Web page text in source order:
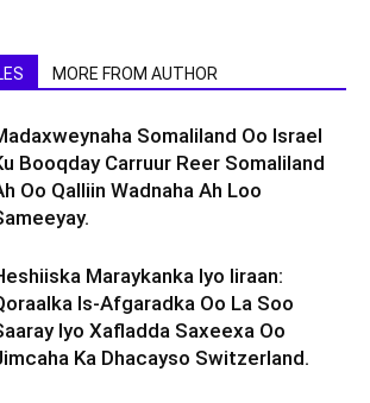
MORE FROM AUTHOR
Somaliland Oo Israel
Booqday Carruur Reer Somaliland
Oo Qalliin Wadnaha Ah Loo
Maraykanka Iyo Iiraan:
Is-Afgaradka Oo La Soo
Iyo Xafladda Saxeexa Oo
Ka Dhacayso Switzerland.